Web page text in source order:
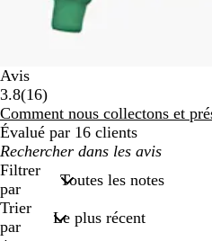
Avis
3.8(1616
avis
)
Comment nous collectons et
Évalué par 16 clients
Mes
recherches
saisies
Filtrer
par
Trier
par